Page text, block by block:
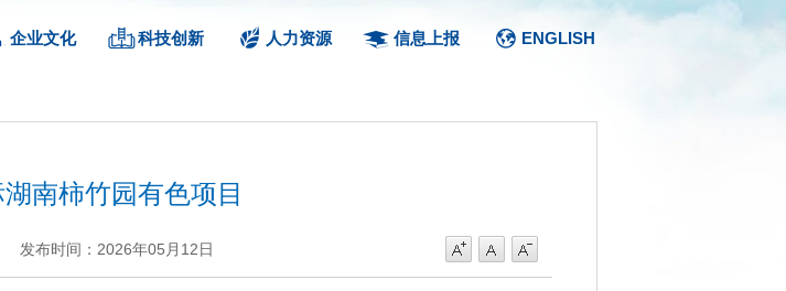
企业文化 科技创新 人力资源 信息上报 ENGLISH
南柿竹园有色项目
发布时间：2026年05月12日